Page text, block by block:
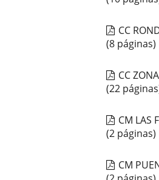
CC
(8 páginas)
CC
(22
CM LAS
(2 páginas)
CM